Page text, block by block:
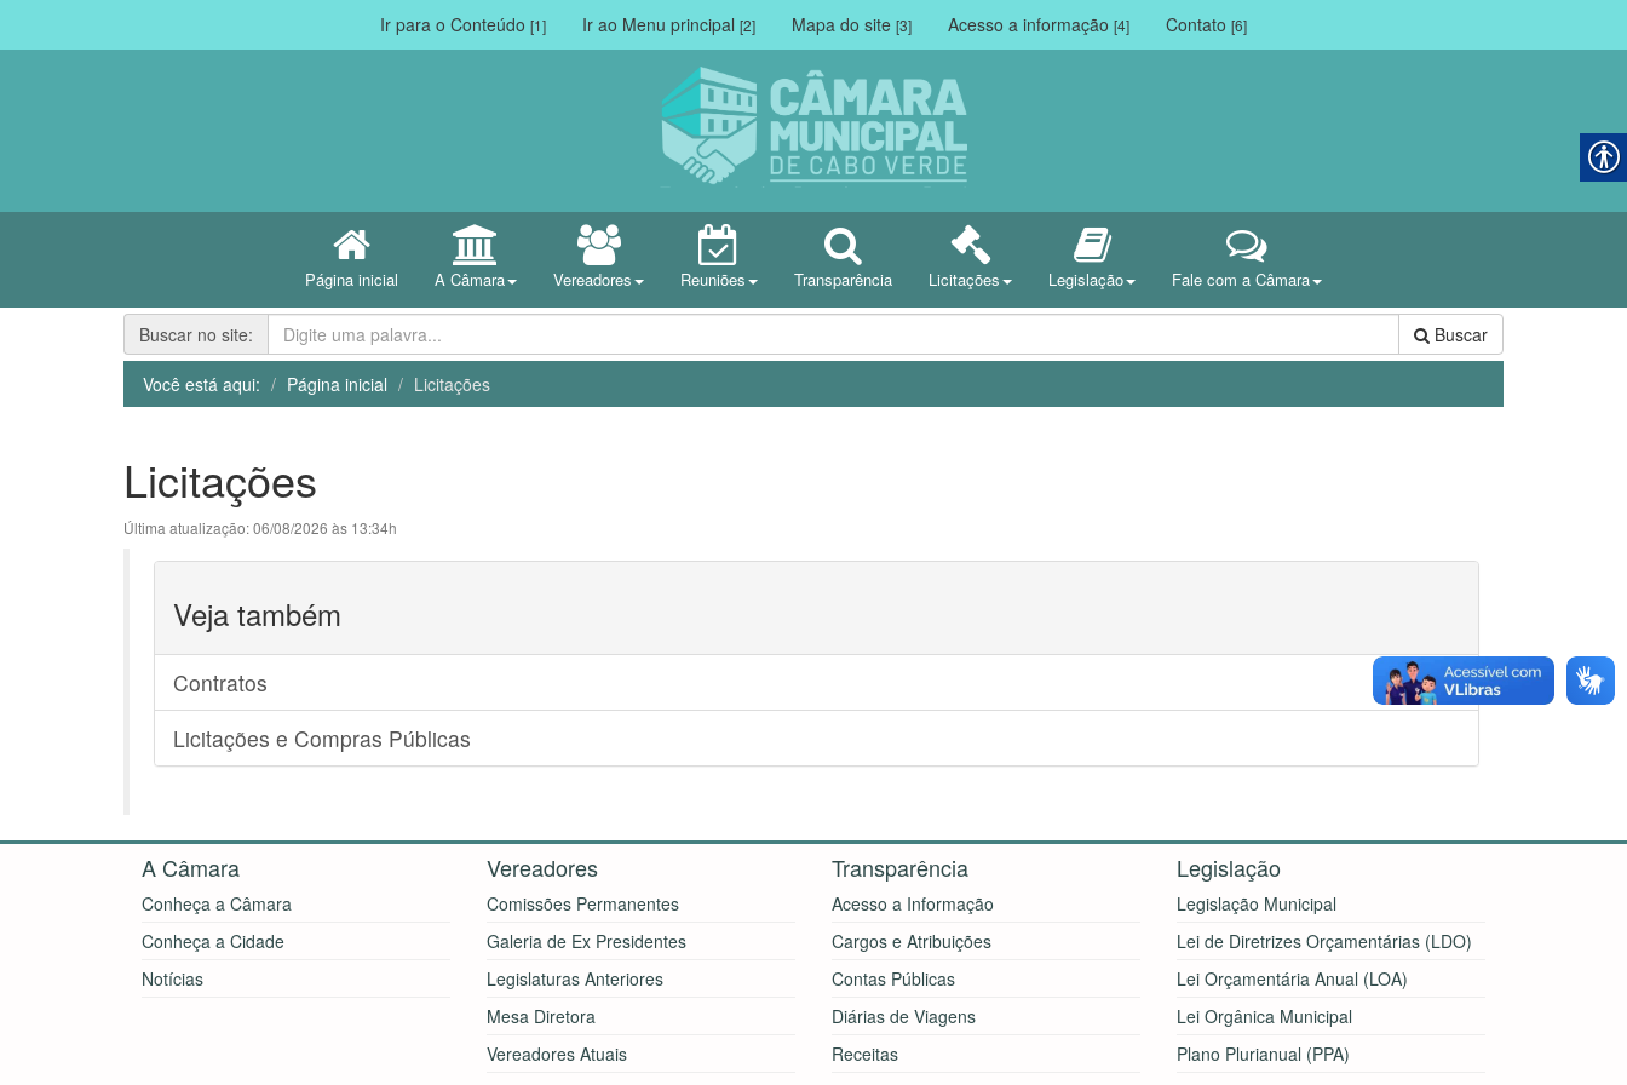
Ir para o Conteúdo [1] Ir ao Menu principal [2] Mapa do site [3] Acesso a informação [4] Contato [6]
Página inicial A Câmara Vereadores Reuniões Transparência Licitações Legislação Fale com a Câmara
Buscar no site: Buscar
Você está aqui: Página inicial Licitações
Licitações
Última atualização: 06/08/2026 às 13:34h
Veja também
Contratos
Licitações e Compras Públicas
A Câmara
Conheça a Câmara
Conheça a Cidade
Notícias
Vereadores
Comissões Permanentes
Galeria de Ex Presidentes
Legislaturas Anteriores
Mesa Diretora
Vereadores Atuais
Transparência
Acesso a Informação
Cargos e Atribuições
Contas Públicas
Diárias de Viagens
Receitas
Legislação
Legislação Municipal
Lei de Diretrizes Orçamentárias (LDO)
Lei Orçamentária Anual (LOA)
Lei Orgânica Municipal
Plano Plurianual (PPA)